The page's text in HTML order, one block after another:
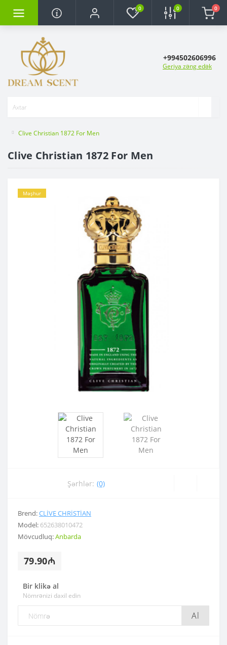
0 0 0
+994502606996
Geriya zəng edək
Clive Christian 1872 For Men
Clive Christian 1872 For Men
Məşhur
Şərhlər: (0)
Brend:CLIVE CHRISTIAN
Model: 652638010472
Mövcudluq:Anbarda
79.90₼
Bir klikə al
Nömrənizi daxil edin
Al